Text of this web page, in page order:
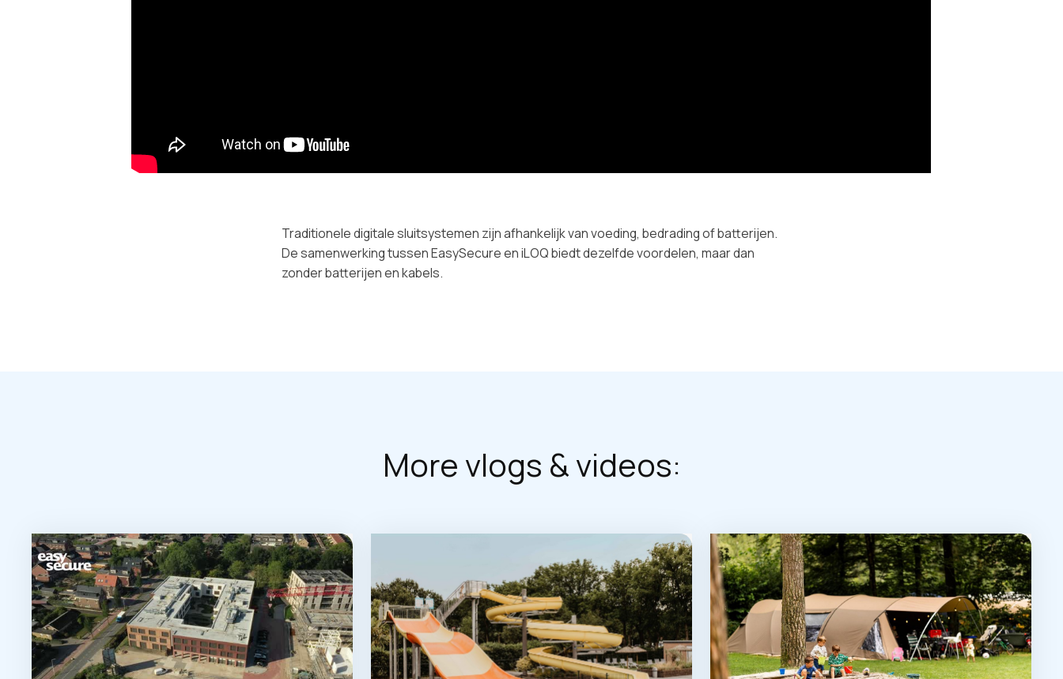
Traditionele digitale sluitsystemen zijn afhankelijk van voeding, bedrading of batterijen.
De samenwerking tussen EasySecure en iLOQ biedt dezelfde voordelen, maar dan
zonder batterijen en kabels.
More vlogs & videos: